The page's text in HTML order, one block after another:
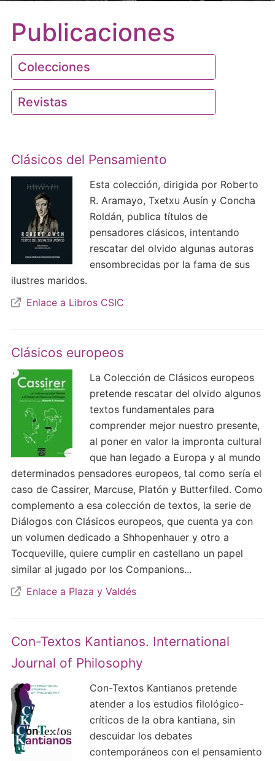
Publicaciones
Colecciones
Revistas
Clásicos del Pensamiento
Esta colección, dirigida por Roberto
R. Aramayo, Txetxu Ausín y Concha
Roldán, publica títulos de
pensadores clásicos, intentando
rescatar del olvido algunas autoras
ensombrecidas por la fama de sus
ilustres maridos.
Enlace a Libros CSIC
Clásicos europeos
La Colección de Clásicos europeos
pretende rescatar del olvido algunos
textos fundamentales para
comprender mejor nuestro presente,
al poner en valor la impronta cultural
que han legado a Europa y al mundo
determinados pensadores europeos, tal como sería el
caso de Cassirer, Marcuse, Platón y Butterfiled. Como
complemento a esa colección de textos, la serie de
Diálogos con Clásicos europeos, que cuenta ya con
un volumen dedicado a Shhopenhauer y otro a
Tocqueville, quiere cumplir en castellano un papel
similar al jugado por los Companions...
Enlace a Plaza y Valdés
Con-Textos Kantianos. International
Journal of Philosophy
Con-Textos Kantianos pretende
atender a los estudios filológico-
críticos de la obra kantiana, sin
descuidar los debates
contemporáneos con el pensamiento